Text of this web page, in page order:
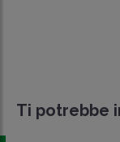
Ti potrebbe